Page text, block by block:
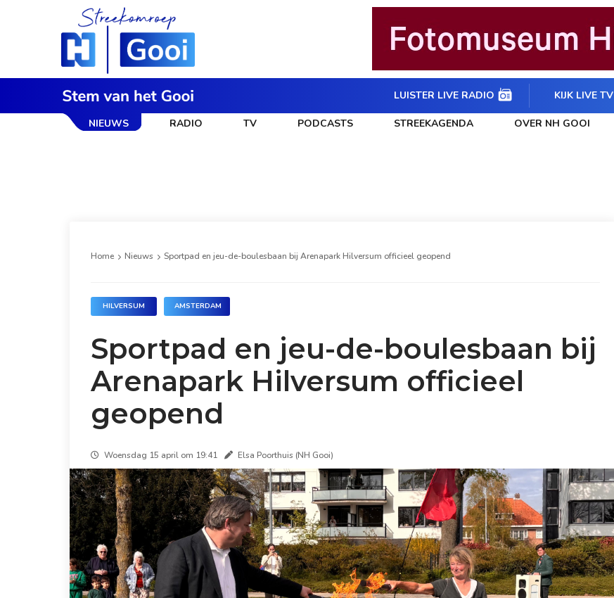
LUISTER LIVE RADIO KIJK LIVE TV
NIEUWS RADIO TV PODCASTS STREEKAGENDA OVER NH GOOI
Home Nieuws Sportpad en jeu-de-boulesbaan bij Arenapark Hilversum officieel geopend
HILVERSUM AMSTERDAM
Sportpad en jeu-de-boulesbaan bij
Arenapark Hilversum officieel
geopend
Woensdag 15 april om 19:41 Elsa Poorthuis (NH Gooi)